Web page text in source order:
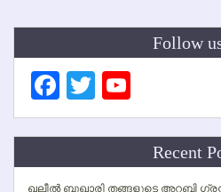
Follow
Facebook
Twitter
Recent
ഖലീല്‍ ബുഖാരി തങ്ങളുടെ അറബി